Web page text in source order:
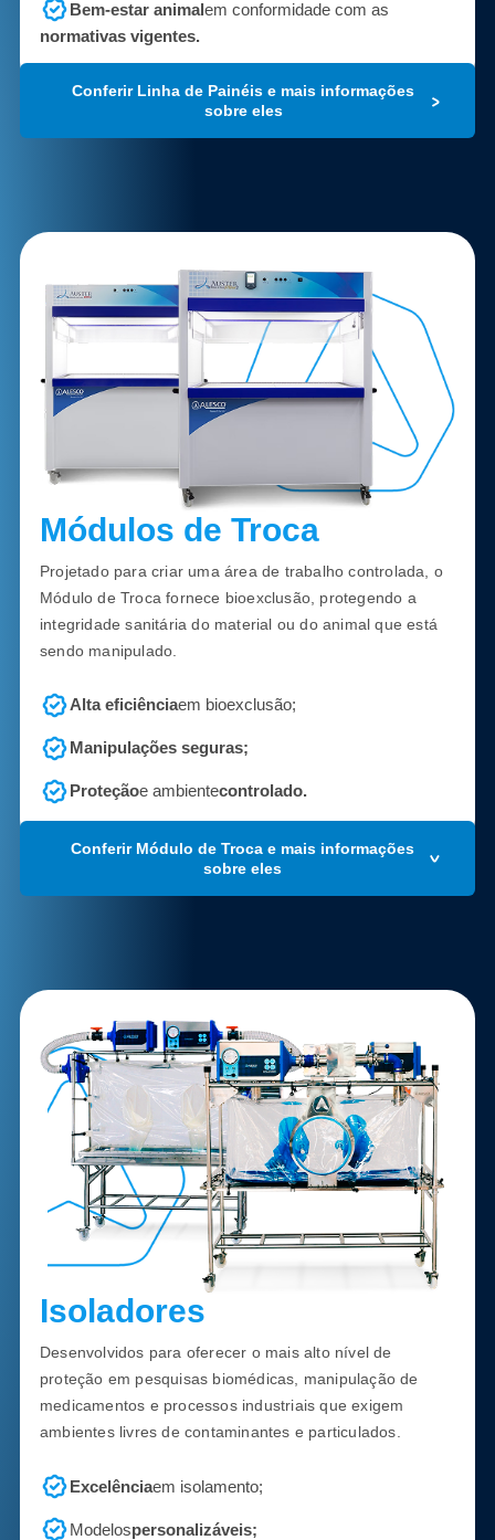
Bem-estar animalem conformidade com as
normativas vigentes.
Conferir Linha de Painéis e mais informações
sobre eles
Módulos de Troca
Projetado para criar uma área de trabalho controlada, o
Módulo de Troca fornece bioexclusão, protegendo a
integridade sanitária do material ou do animal que está
sendo manipulado.
Alta eficiênciaem bioexclusão;
Manipulações seguras;
Proteçãoe ambientecontrolado.
Conferir Módulo de Troca e mais informações
sobre eles
Isoladores
Desenvolvidos para oferecer o mais alto nível de
proteção em pesquisas biomédicas, manipulação de
medicamentos e processos industriais que exigem
ambientes livres de contaminantes e particulados.
Excelênciaem isolamento;
Modelospersonalizáveis;